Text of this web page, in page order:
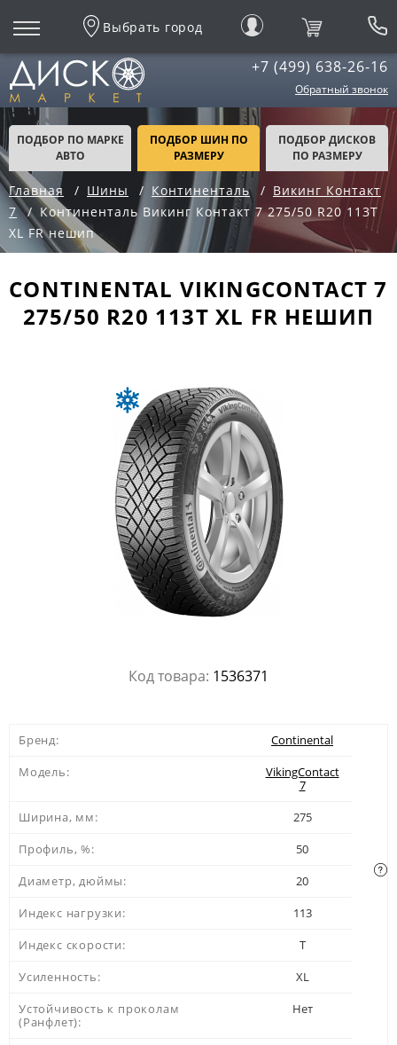
Выбрать город
+7 (499) 638-26-16
Обратный звонок
ПОДБОР ПО МАРКЕ
АВТО
ПОДБОР ШИН ПО
РАЗМЕРУ
ПОДБОР ДИСКОВ
ПО РАЗМЕРУ
Главная Шины Континенталь
Викинг Контакт
7
Континенталь Викинг Контакт 7 275/50 R20 113T
XL FR нешип
CONTINENTAL VIKINGCONTACT 7
275/50 R20 113T XL FR НЕШИП
Код товара: 1536371
Бренд:
Continental
Модель:
VikingContact
7
Ширина, мм:
275
Профиль, %:
50
Диаметр, дюймы:
20
Индекс нагрузки:
113
Индекс скорости:
T
Усиленность:
XL
Устойчивость к проколам
(Ранфлет):
Нет